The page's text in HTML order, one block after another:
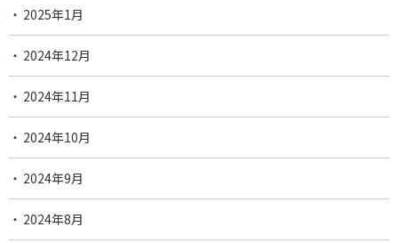
2025年1月
2024年12月
2024年11月
2024年10月
2024年9月
2024年8月